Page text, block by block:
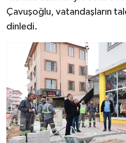
Çavuşoğlu, vatandaşların
dinledi.